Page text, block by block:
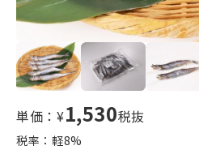
単価：¥1,530税抜
税率：軽8%